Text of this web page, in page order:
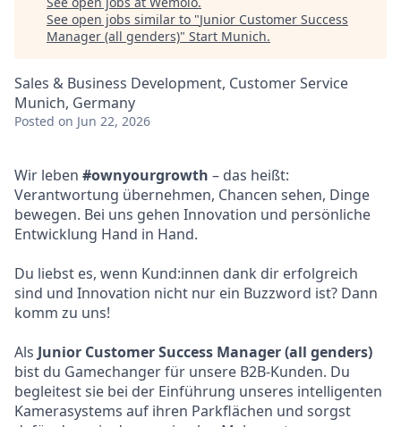
See open jobs similar to "Junior Customer Success
Manager (all genders)" Start Munich.
Sales & Business Development, Customer Service
Munich, Germany
Posted on Jun 22, 2026
Wir leben #ownyourgrowth – das heißt:
Verantwortung übernehmen, Chancen sehen, Dinge
bewegen. Bei uns gehen Innovation und persönliche
Entwicklung Hand in Hand.
Du liebst es, wenn Kund:innen dank dir erfolgreich
sind und Innovation nicht nur ein Buzzword ist? Dann
komm zu uns!
Als Junior Customer Success Manager (all genders)
bist du Gamechanger für unsere B2B-Kunden. Du
begleitest sie bei der Einführung unseres intelligenten
Kamerasystems auf ihren Parkflächen und sorgst